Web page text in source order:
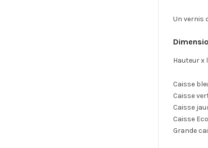
Un vernis
Hauteur x
Caisse
Caisse
Caisse
Caisse
Grande